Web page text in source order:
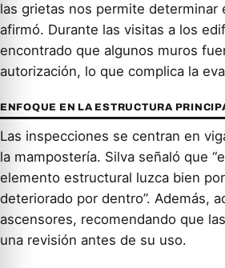
las grietas nos permite determinar
afirmó. Durante las visitas a los
encontrado que algunos muros
autorización, lo que complica la
ENFOQUE EN LA ESTRUCTURA
Las inspecciones se centran en
la mampostería. Silva señaló que
elemento estructural luzca bien
deteriorado por dentro”. Además,
ascensores, recomendando que
una revisión antes de su uso.